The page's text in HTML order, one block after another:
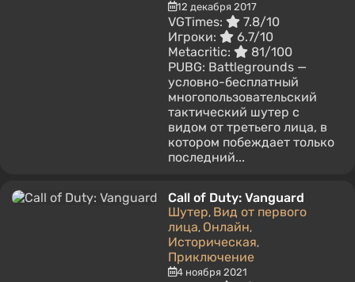
12 декабря 2017
VGTimes:
7.8/10
Игроки:
6.7/10
Metacritic:
81/100
PUBG: Battlegrounds —
условно-бесплатный
многопользовательский
тактический шутер с
видом от третьего лица, в
котором побеждает только
последний...
Call of Duty: Vanguard
Шутер, Вид от первого
лица, Онлайн,
Историческая,
Приключение
4 ноября 2021